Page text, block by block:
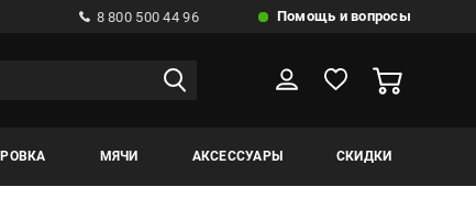
8 800 500 44 96 Помощь и вопросы
МЯЧИ АКСЕССУАРЫ СКИДКИ